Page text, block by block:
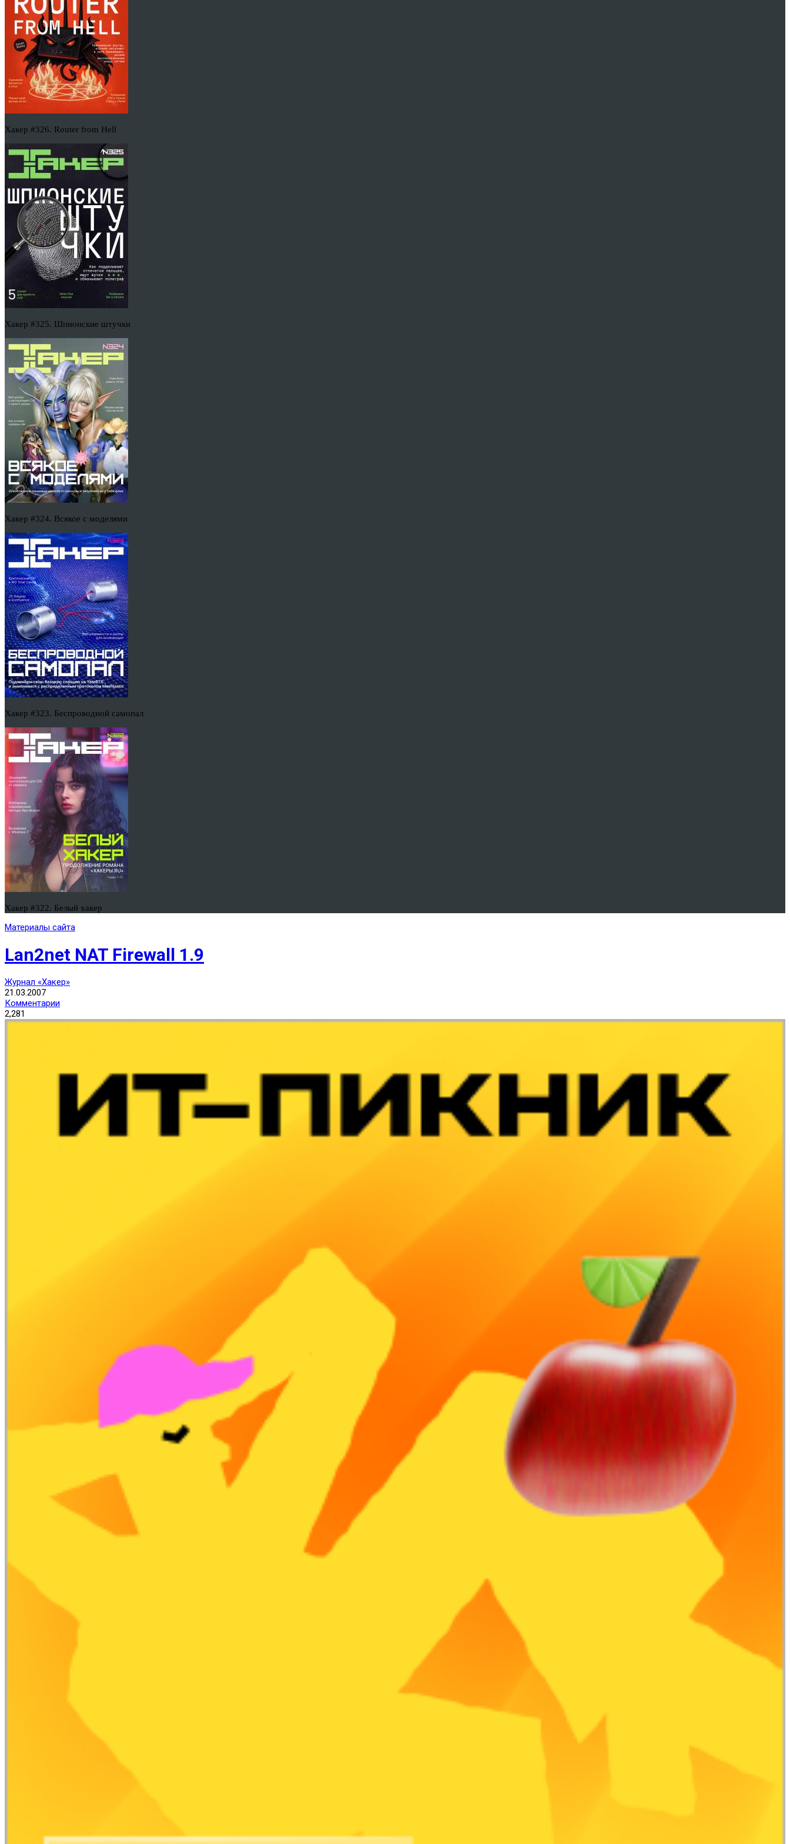
Хакер #326. Router from Hell
Хакер #325. Шпионские штучки
Хакер #324. Всякое с моделями
Хакер #323. Беспроводной самопал
Хакер #322. Белый хакер
Материалы сайта
Lan2net NAT Firewall 1.9
Журнал «Хакер»
21.03.2007
Комментарии
2,281